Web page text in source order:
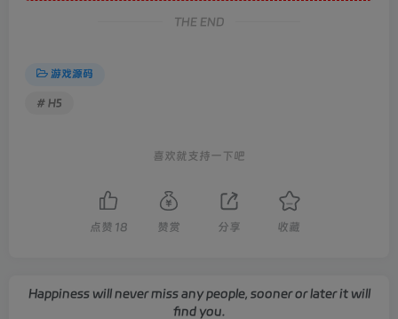
THE END
游戏源码
# H5
喜欢就支持一下吧
点赞 18 赞赏 分享 收藏
Happiness will never miss any people, sooner or later it will
find you.